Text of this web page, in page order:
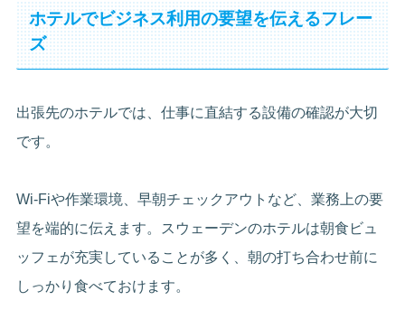
ホテルでビジネス利用の要望を伝えるフレー
ズ
出張先のホテルでは、仕事に直結する設備の確認が大切
です。
Wi-Fiや作業環境、早朝チェックアウトなど、業務上の要
望を端的に伝えます。スウェーデンのホテルは朝食ビュ
ッフェが充実していることが多く、朝の打ち合わせ前に
しっかり食べておけます。